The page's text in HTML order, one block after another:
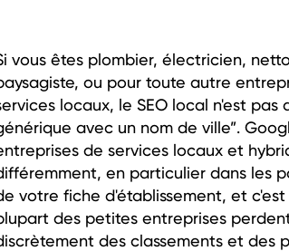
vous êtes plombier, électricien,
ou pour toute autre
locaux, le SEO local n'est pas
avec un nom de ville”.
de services locaux et
en particulier dans les
votre fiche d'établissement, et
des petites entreprises
des classements et des